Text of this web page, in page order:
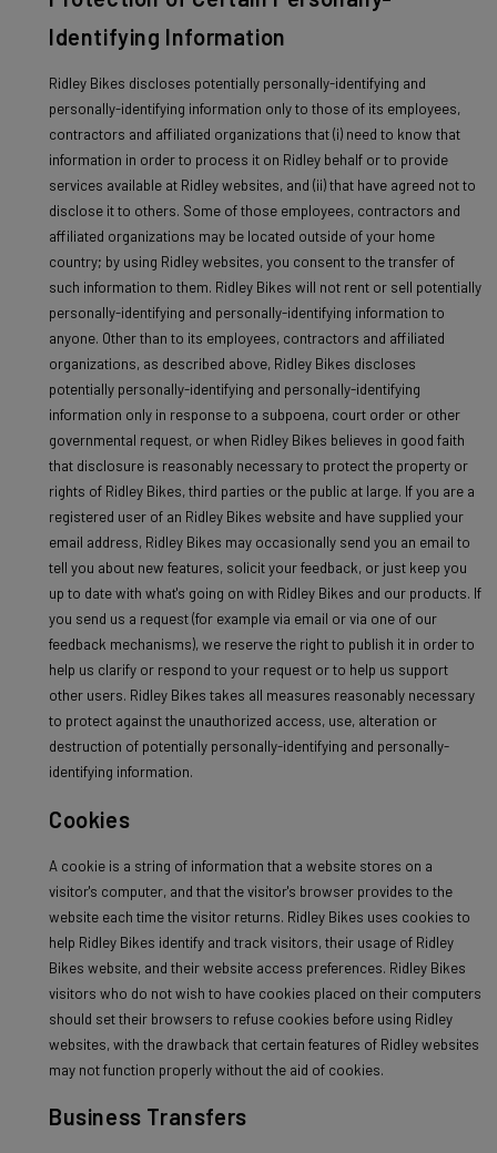
Identifying Information
Ridley Bikes discloses potentially personally-identifying and
personally-identifying information only to those of its employees,
contractors and affiliated organizations that (i) need to know that
information in order to process it on Ridley behalf or to provide
services available at Ridley websites, and (ii) that have agreed not to
disclose it to others. Some of those employees, contractors and
affiliated organizations may be located outside of your home
country; by using Ridley websites, you consent to the transfer of
such information to them. Ridley Bikes will not rent or sell potentially
personally-identifying and personally-identifying information to
anyone. Other than to its employees, contractors and affiliated
organizations, as described above, Ridley Bikes discloses
potentially personally-identifying and personally-identifying
information only in response to a subpoena, court order or other
governmental request, or when Ridley Bikes believes in good faith
that disclosure is reasonably necessary to protect the property or
rights of Ridley Bikes, third parties or the public at large. If you are a
registered user of an Ridley Bikes website and have supplied your
email address, Ridley Bikes may occasionally send you an email to
tell you about new features, solicit your feedback, or just keep you
up to date with what's going on with Ridley Bikes and our products. If
you send us a request (for example via email or via one of our
feedback mechanisms), we reserve the right to publish it in order to
help us clarify or respond to your request or to help us support
other users. Ridley Bikes takes all measures reasonably necessary
to protect against the unauthorized access, use, alteration or
destruction of potentially personally-identifying and personally-
identifying information.
Cookies
A cookie is a string of information that a website stores on a
visitor's computer, and that the visitor's browser provides to the
website each time the visitor returns. Ridley Bikes uses cookies to
help Ridley Bikes identify and track visitors, their usage of Ridley
Bikes website, and their website access preferences. Ridley Bikes
visitors who do not wish to have cookies placed on their computers
should set their browsers to refuse cookies before using Ridley
websites, with the drawback that certain features of Ridley websites
may not function properly without the aid of cookies.
Business Transfers